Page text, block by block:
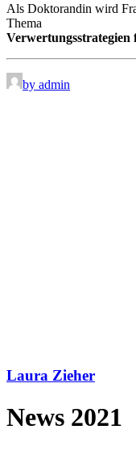
Als Doktorandin wird
Thema
by admin
Laura Zieher
News 2021